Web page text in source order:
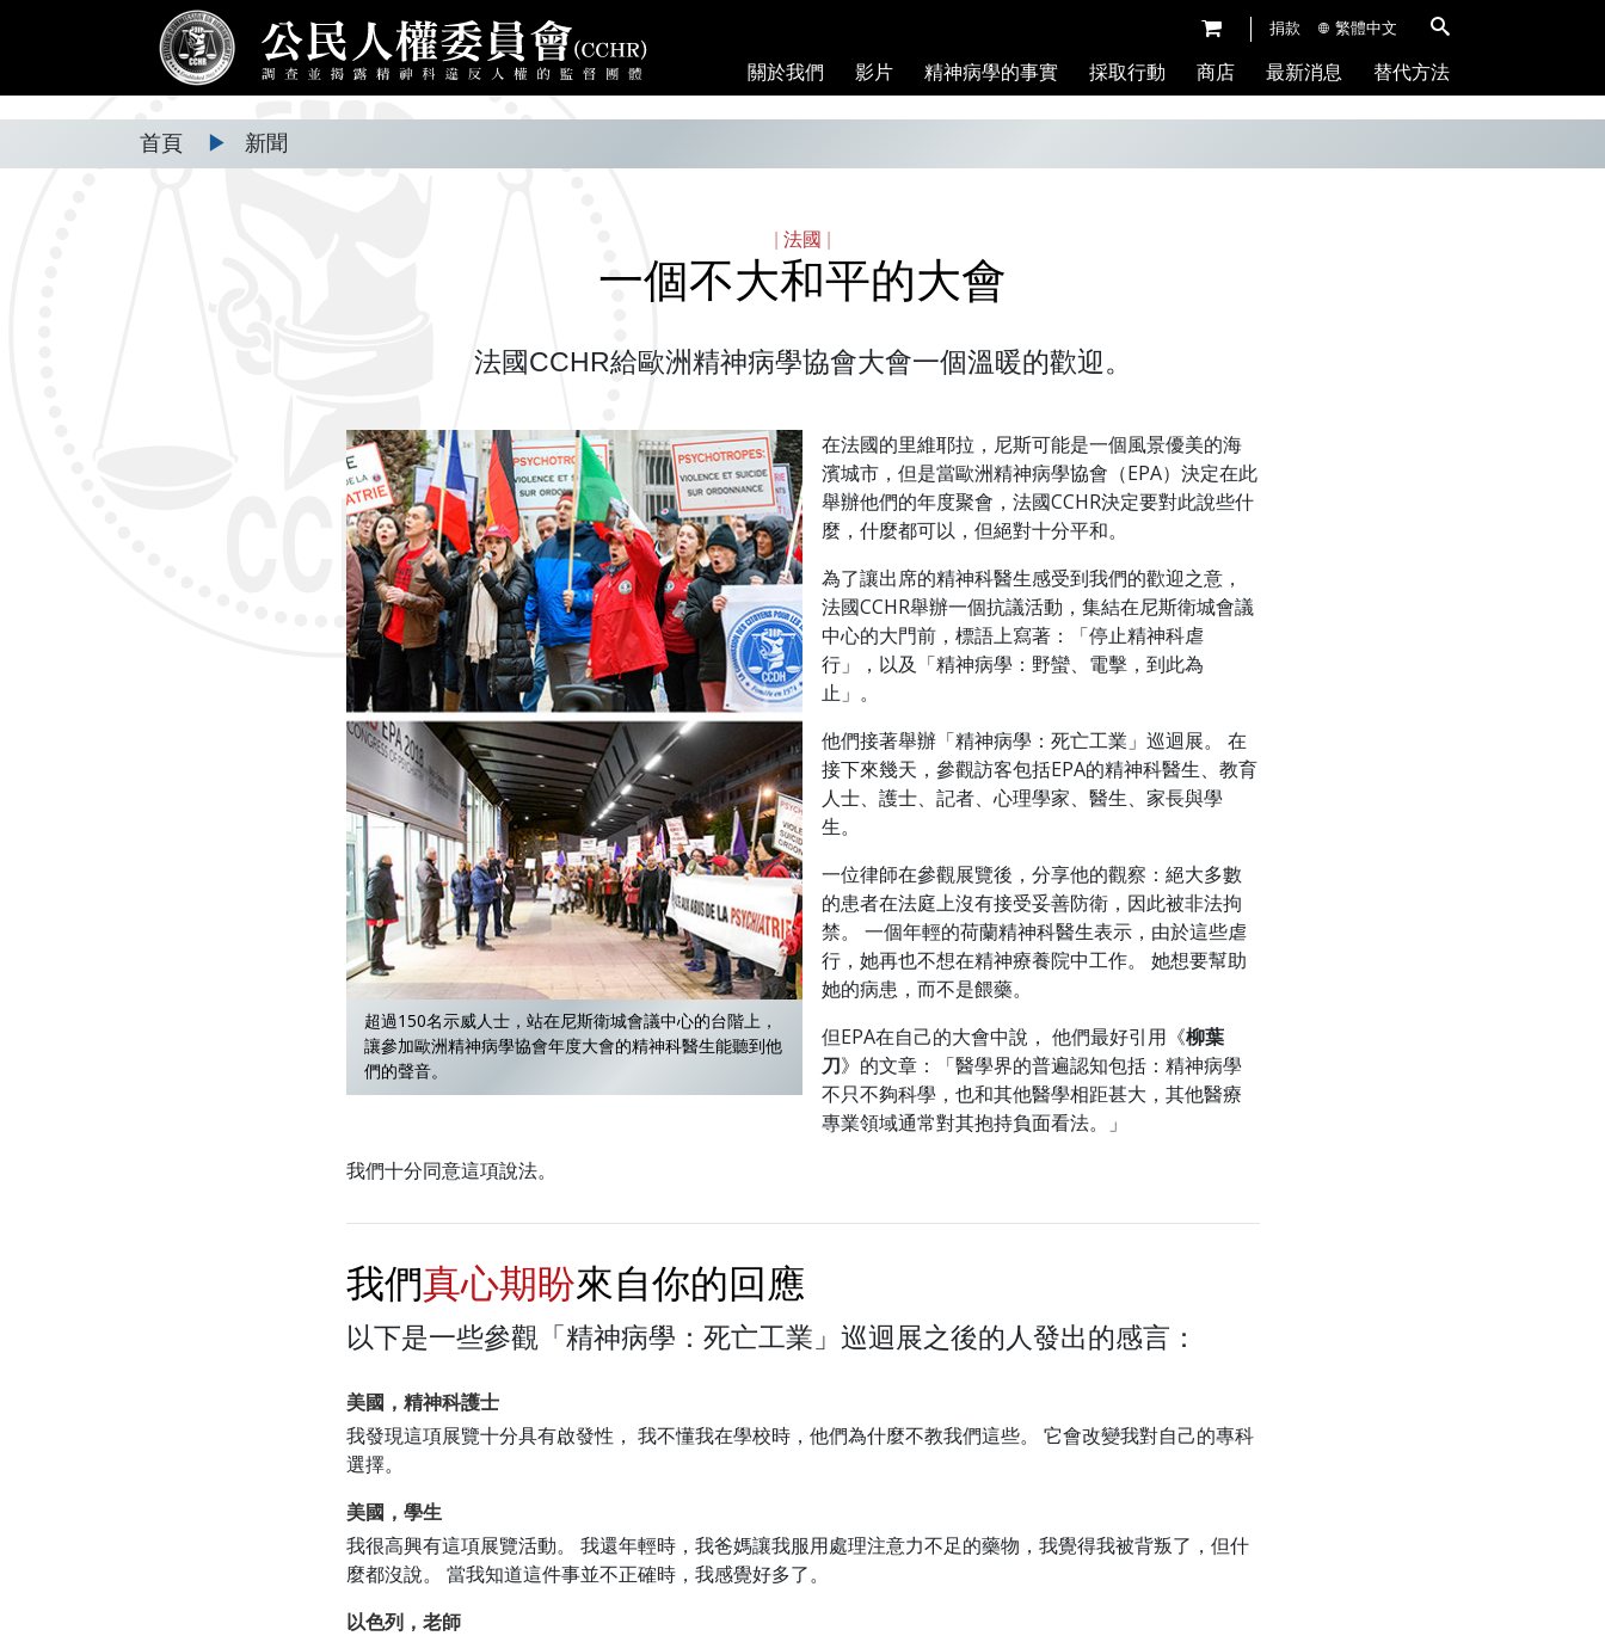
捐款 繁體中文
關於我們 影片 精神病學的事實 採取行動 商店 最新消息 替代方法
首頁 ▶ 新聞
法國
一個不大和平的大會
法國CCHR給歐洲精神病學協會大會一個溫暖的歡迎。
超過150名示威人士，站在尼斯衛城會議中心的台階上，
讓參加歐洲精神病學協會年度大會的精神科醫生能聽到他
們的聲音。
在法國的里維耶拉，尼斯可能是一個風景優美的海
濱城市，但是當歐洲精神病學協會（EPA）決定在此
舉辦他們的年度聚會，法國CCHR決定要對此說些什
麼，什麼都可以，但絕對十分平和。
為了讓出席的精神科醫生感受到我們的歡迎之意，
法國CCHR舉辦一個抗議活動，集結在尼斯衛城會議
中心的大門前，標語上寫著：「停止精神科虐
行」，以及「精神病學：野蠻、電擊，到此為
止」。
他們接著舉辦「精神病學：死亡工業」巡迴展。 在
接下來幾天，參觀訪客包括EPA的精神科醫生、教育
人士、護士、記者、心理學家、醫生、家長與學
生。
一位律師在參觀展覽後，分享他的觀察：絕大多數
的患者在法庭上沒有接受妥善防衛，因此被非法拘
禁。 一個年輕的荷蘭精神科醫生表示，由於這些虐
行，她再也不想在精神療養院中工作。 她想要幫助
她的病患，而不是餵藥。
但EPA在自己的大會中說， 他們最好引用《柳葉
刀》的文章：「醫學界的普遍認知包括：精神病學
不只不夠科學，也和其他醫學相距甚大，其他醫療
專業領域通常對其抱持負面看法。」
我們十分同意這項說法。
我們真心期盼來自你的回應
以下是一些參觀「精神病學：死亡工業」巡迴展之後的人發出的感言：
美國，精神科護士
我發現這項展覽十分具有啟發性， 我不懂我在學校時，他們為什麼不教我們這些。 它會改變我對自己的專科
選擇。
美國，學生
我很高興有這項展覽活動。 我還年輕時，我爸媽讓我服用處理注意力不足的藥物，我覺得我被背叛了，但什
麼都沒說。 當我知道這件事並不正確時，我感覺好多了。
以色列，老師